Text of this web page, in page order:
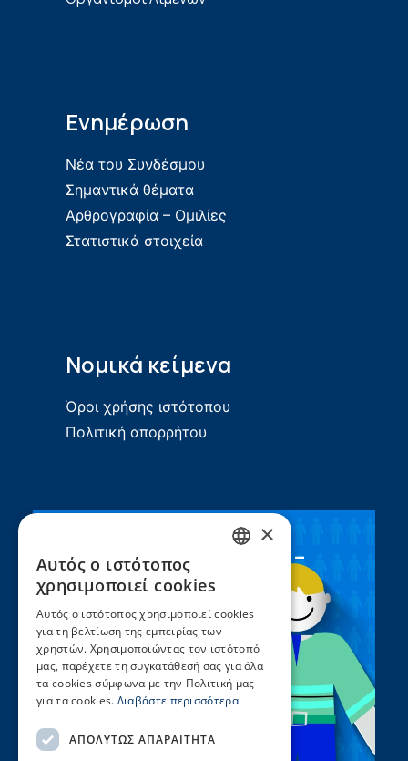
Ενημέρωση
Νέα του Συνδέσμου
Σημαντικά θέματα
Αρθρογραφία – Ομιλίες
Στατιστικά στοιχεία
Νομικά κείμενα
Όροι χρήσης ιστότοπου
Πολιτική απορρήτου
Συνεργασία ΣEEN –
UNICEF
×
Αυτός ο ιστότοπος
χρησιμοποιεί cookies
Αυτός ο ιστότοπος χρησιμοποιεί cookies
για τη βελτίωση της εμπειρίας των
χρηστών. Χρησιμοποιώντας τον ιστότοπό
μας, παρέχετε τη συγκατάθεσή σας για όλα
τα cookies σύμφωνα με την Πολιτική μας
για τα cookies. Διαβάστε περισσότερα
ΑΠΟΛΎΤΩΣ ΑΠΑΡΑΊΤΗΤΑ